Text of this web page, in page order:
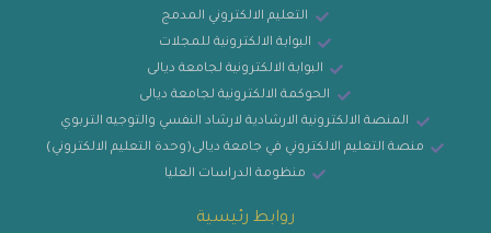
التعليم الالكتروني المدمج
البوابة الالكترونية للمجلات
البوابة الالكترونية لجامعة ديالى
الحوكمة الالكترونية لجامعة ديالى
المنصة الالكترونية الارشادية لارشاد النفسي والتوجيه التربوي
منصة التعليم الالكتروني في جامعة ديالى(وحدة التعليم الالكتروني)
منظومة الدراسات العليا
روابط رئيسية